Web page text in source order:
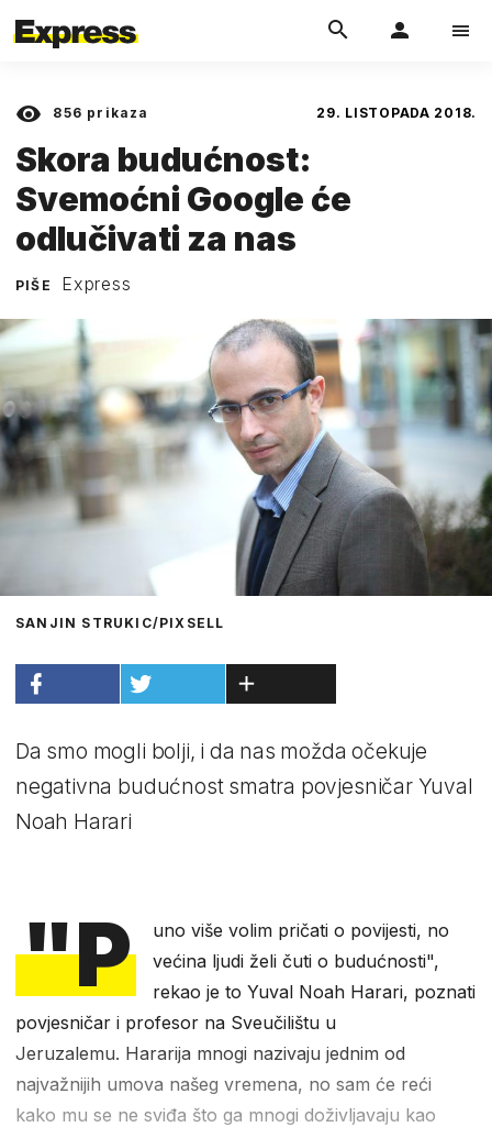
856 prikaza 29. LISTOPADA 2018.
Skora budućnost:
Svemoćni Google će
odlučivati za nas
PIŠE Express
SANJIN STRUKIC/PIXSELL
Da smo mogli bolji, i da nas možda očekuje
negativna budućnost smatra povjesničar Yuval
Noah Harari
"P
uno više volim pričati o povijesti, no
većina ljudi želi čuti o budućnosti",
rekao je to Yuval Noah Harari, poznati
povjesničar i profesor na Sveučilištu u
Jeruzalemu. Hararija mnogi nazivaju jednim od
najvažnijih umova našeg vremena, no sam će reći
kako mu se ne sviđa što ga mnogi doživljavaju kao